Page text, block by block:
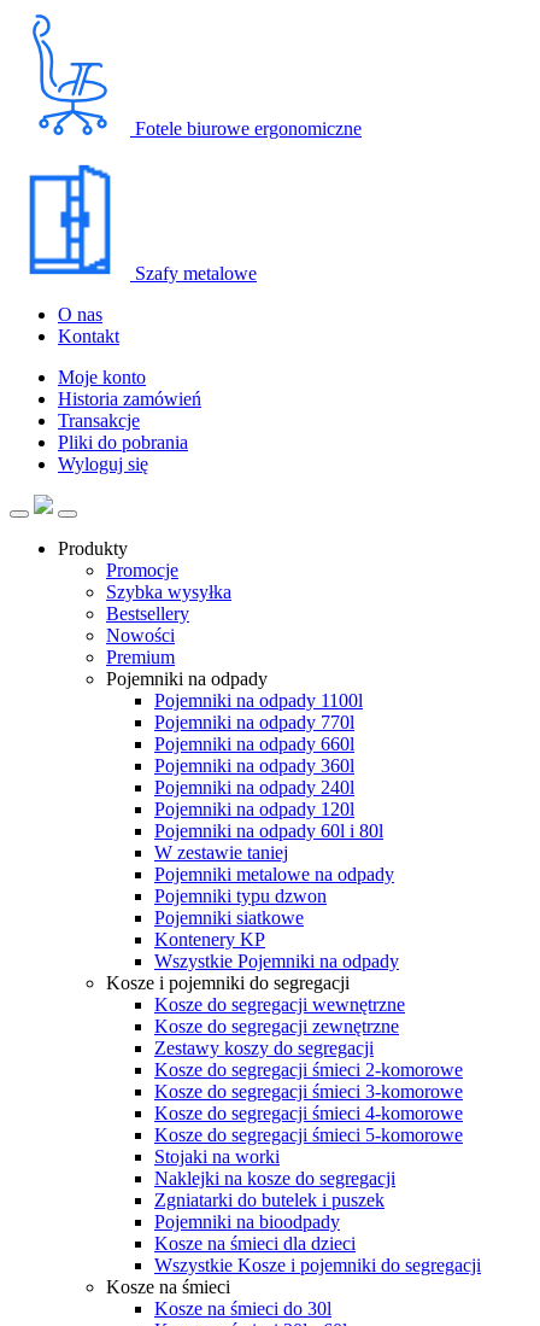
Fotele biurowe ergonomiczne
Szafy metalowe
O nas
Kontakt
Moje konto
Historia zamówień
Transakcje
Pliki do pobrania
Wyloguj się
Produkty
Promocje
Szybka wysyłka
Bestsellery
Nowości
Premium
Pojemniki na odpady
Pojemniki na odpady 1100l
Pojemniki na odpady 770l
Pojemniki na odpady 660l
Pojemniki na odpady 360l
Pojemniki na odpady 240l
Pojemniki na odpady 120l
Pojemniki na odpady 60l i 80l
W zestawie taniej
Pojemniki metalowe na odpady
Pojemniki typu dzwon
Pojemniki siatkowe
Kontenery KP
Wszystkie Pojemniki na odpady
Kosze i pojemniki do segregacji
Kosze do segregacji wewnętrzne
Kosze do segregacji zewnętrzne
Zestawy koszy do segregacji
Kosze do segregacji śmieci 2-komorowe
Kosze do segregacji śmieci 3-komorowe
Kosze do segregacji śmieci 4-komorowe
Kosze do segregacji śmieci 5-komorowe
Stojaki na worki
Naklejki na kosze do segregacji
Zgniatarki do butelek i puszek
Pojemniki na bioodpady
Kosze na śmieci dla dzieci
Wszystkie Kosze i pojemniki do segregacji
Kosze na śmieci
Kosze na śmieci do 30l